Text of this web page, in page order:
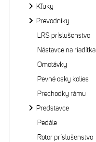
Kľuky
Prevodníky
LRS príslušenstvo
Nástavce na riadítka
Omotávky
Pevné osky kolies
Prechodky rámu
Predstavce
Pedále
Rotor príslušenstvo